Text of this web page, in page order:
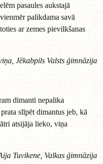
pasaules aukstajā
palikdama savā
ar zemes pievilkšanas
Jēkabpils Valsts ģimnāzija
dimanti nepalika
slīpēt dimantus jeb, kā
atsijāja lieko, viņa
Tuvikene, Valkas ģimnāzija